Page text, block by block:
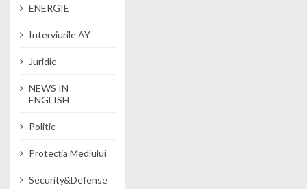
ENERGIE
Interviurile AY
Juridic
NEWS IN
ENGLISH
Politic
Protecția Mediului
Security&Defense